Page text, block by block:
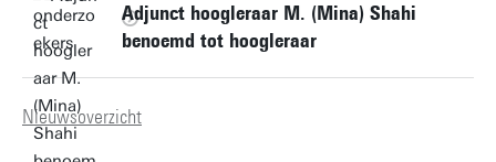
Adjunct hoogleraar M. (Mina) Shahi
benoemd tot hoogleraar
Nieuwsoverzicht